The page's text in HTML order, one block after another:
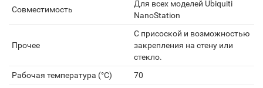
Совместимость
Для всех моделей Ubiquiti
NanoStation
Прочее
С присоской и возможностью
закрепления на стену или
стекло.
Рабочая температура (°C)
70